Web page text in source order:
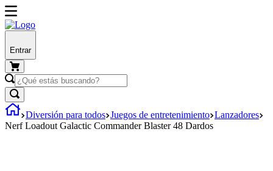
Entrar
Diversión para todos Juegos de entretenimiento Lanzadores
Nerf Loadout Galactic Commander Blaster 48 Dardos